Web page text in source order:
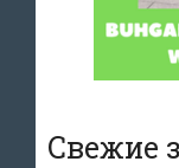
Свежие